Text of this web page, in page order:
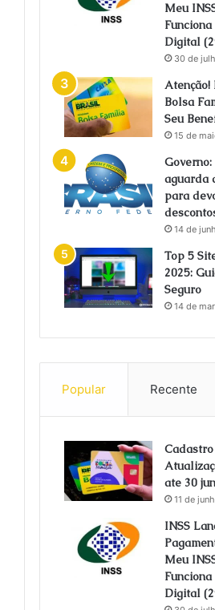
Meu
Digital
30 de
Atenção!
Bolsa
Seu
15 de
aguarda
para
14 de
Top 5
2025:
Seguro
14 de
Popular Recente
ate 30
11 de
INSS
Meu
Digital